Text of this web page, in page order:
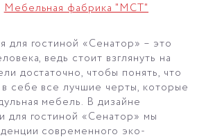
Мебельная фабрика "МСТ"
для гостиной «Сенатор» – это
ведь стоит взглянуть на
достаточно, чтобы понять, что
себе все лучшие черты, которые
мебель. В дизайне
для гостиной «Сенатор» мы
современного эко-